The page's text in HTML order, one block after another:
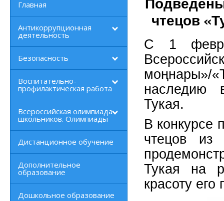
Главная
Антикоррупционная
деятельность
Безопасность
Воспитательно-
профилактическая работа
Всероссийская олимпиада
школьников. Олимпиады
Дистанционное обучение
Дополнительное
образование
Дошкольное образование
Подведены
чтецов
С 1
моңнары»/
наследию
Тукая.
В конкурсе
чтецов из
Тукая на
красоту его